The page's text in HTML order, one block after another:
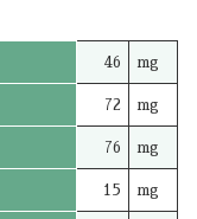
46 mg
72 mg
76 mg
15 mg